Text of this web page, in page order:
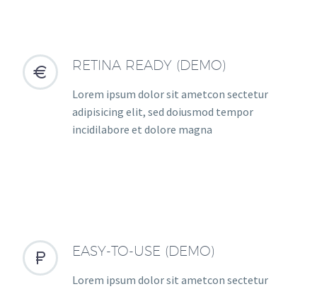

 RETINA READY (DEMO)
Lorem ipsum dolor sit ametcon sectetur
adipisicing elit, sed doiusmod tempor
incidilabore et dolore magna

 EASY-TO-USE (DEMO)
Lorem ipsum dolor sit ametcon sectetur